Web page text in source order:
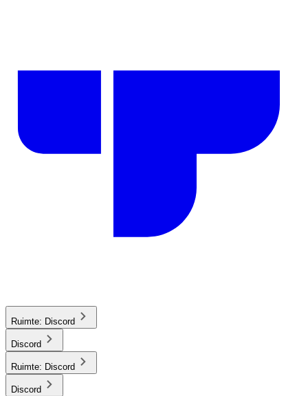
Ruimte: Discord
Discord
Ruimte: Discord
Discord